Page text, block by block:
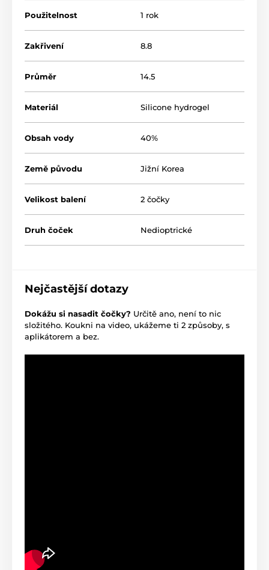
Použitelnost 1 rok
Zakřivení 8.8
Průměr 14.5
Materiál Silicone hydrogel
Obsah vody 40%
Země původu Jižní Korea
Velikost balení 2 čočky
Druh čoček Nedioptrické
Nejčastější dotazy
Dokážu si nasadit čočky? Určitě ano, není to nic
složitého. Koukni na video, ukážeme ti 2 způsoby, s
aplikátorem a bez.